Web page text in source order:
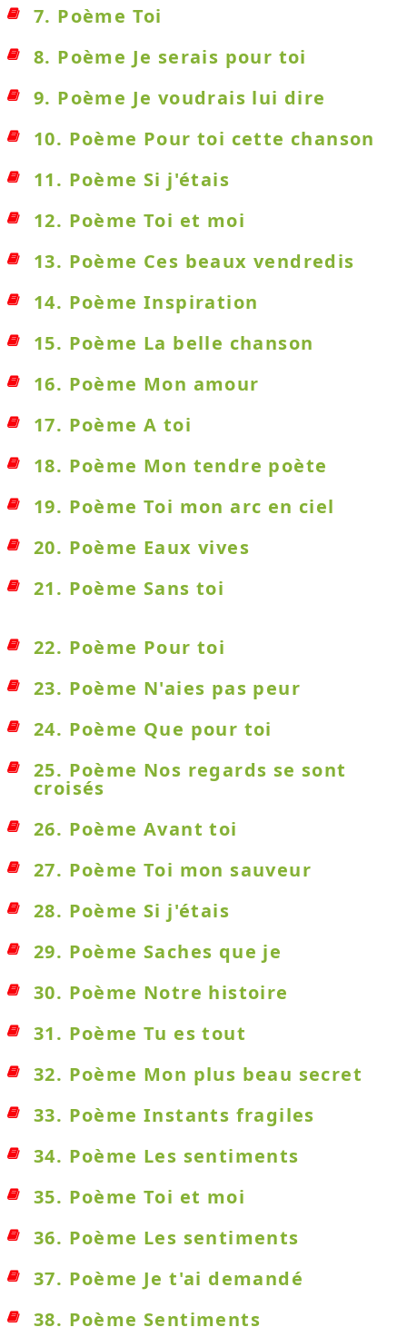
7. Poème Toi
8. Poème Je serais pour toi
9. Poème Je voudrais lui dire
10. Poème Pour toi cette chanson
11. Poème Si j'étais
12. Poème Toi et moi
13. Poème Ces beaux vendredis
14. Poème Inspiration
15. Poème La belle chanson
16. Poème Mon amour
17. Poème A toi
18. Poème Mon tendre poète
19. Poème Toi mon arc en ciel
20. Poème Eaux vives
21. Poème Sans toi
22. Poème Pour toi
23. Poème N'aies pas peur
24. Poème Que pour toi
25. Poème Nos regards se sont
croisés
26. Poème Avant toi
27. Poème Toi mon sauveur
28. Poème Si j'étais
29. Poème Saches que je
30. Poème Notre histoire
31. Poème Tu es tout
32. Poème Mon plus beau secret
33. Poème Instants fragiles
34. Poème Les sentiments
35. Poème Toi et moi
36. Poème Les sentiments
37. Poème Je t'ai demandé
38. Poème Sentiments